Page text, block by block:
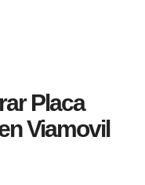
Placa
Viamovil